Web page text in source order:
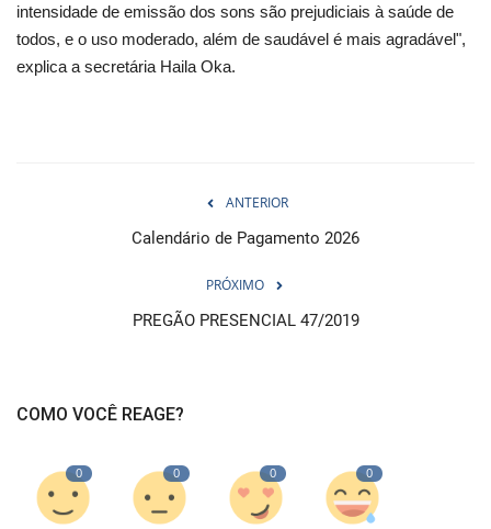
intensidade de emissão dos sons são prejudiciais à saúde de
todos, e o uso moderado, além de saudável é mais agradável",
explica a secretária Haila Oka.
ANTERIOR
Calendário de Pagamento 2026
PRÓXIMO
PREGÃO PRESENCIAL 47/2019
COMO VOCÊ REAGE?
0 0 0 0